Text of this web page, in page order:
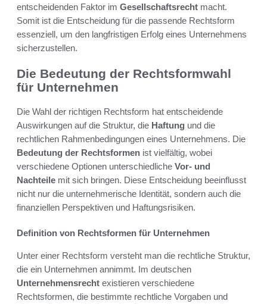
entscheidenden Faktor im Gesellschaftsrecht macht.
Somit ist die Entscheidung für die passende Rechtsform
essenziell, um den langfristigen Erfolg eines Unternehmens
sicherzustellen.
Die Bedeutung der Rechtsformwahl
für Unternehmen
Die Wahl der richtigen Rechtsform hat entscheidende
Auswirkungen auf die Struktur, die Haftung und die
rechtlichen Rahmenbedingungen eines Unternehmens. Die
Bedeutung der Rechtsformen ist vielfältig, wobei
verschiedene Optionen unterschiedliche Vor- und
Nachteile mit sich bringen. Diese Entscheidung beeinflusst
nicht nur die unternehmerische Identität, sondern auch die
finanziellen Perspektiven und Haftungsrisiken.
Definition von Rechtsformen für Unternehmen
Unter einer Rechtsform versteht man die rechtliche Struktur,
die ein Unternehmen annimmt. Im deutschen
Unternehmensrecht existieren verschiedene
Rechtsformen, die bestimmte rechtliche Vorgaben und